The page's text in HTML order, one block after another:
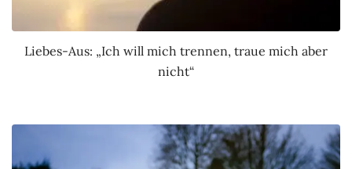
Liebes-Aus: „Ich will mich trennen, traue mich aber
nicht“